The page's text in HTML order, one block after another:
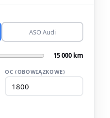
ASO Audi
15 000 km
OC (OBOWIĄZKOWE)